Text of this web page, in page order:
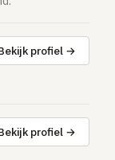
→
profiel →
profiel →